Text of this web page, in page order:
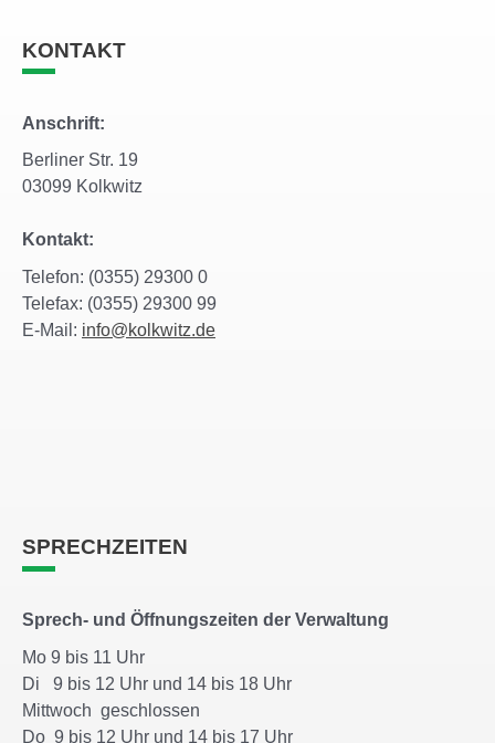
KONTAKT
Anschrift:
Berliner Str. 19
03099 Kolkwitz
Kontakt:
Telefon: (0355) 29300 0
Telefax: (0355) 29300 99
E-Mail: info@kolkwitz.de
SPRECHZEITEN
Sprech- und Öffnungszeiten der Verwaltung
Mo 9 bis 11 Uhr
Di 9 bis 12 Uhr und 14 bis 18 Uhr
Mittwoch geschlossen
Do 9 bis 12 Uhr und 14 bis 17 Uhr